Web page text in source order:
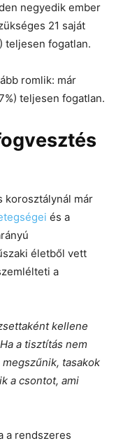
negyedik ember
21 saját
teljesen fogatlan.
romlik: már
teljesen fogatlan.
korosztálynál már
és a
életből vett
a
kellene
a tisztítás nem
tasakok
a csontot, ami
a rendszeres